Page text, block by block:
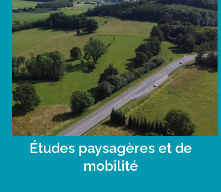
Études paysagères et de
mobilité